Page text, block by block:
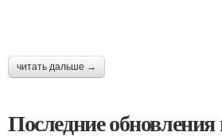
читать дальше →
Последние обновления